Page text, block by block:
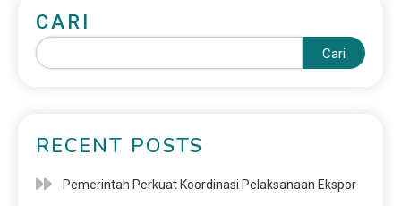
CARI
Cari
RECENT POSTS
Pemerintah Perkuat Koordinasi Pelaksanaan Ekspor